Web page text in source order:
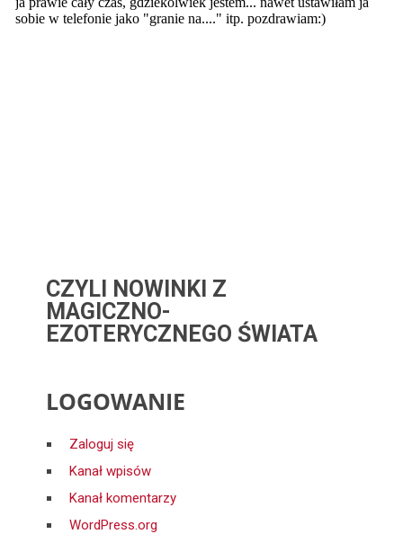
CZYLI NOWINKI Z
MAGICZNO-
EZOTERYCZNEGO ŚWIATA
LOGOWANIE
Zaloguj się
Kanał wpisów
Kanał komentarzy
WordPress.org